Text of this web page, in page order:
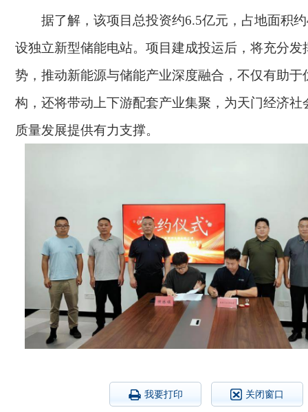
据了解，该项目总投资约6.5亿元，占地面积
设独立新型储能电站。项目建成投运后，将充分发
势，推动新能源与储能产业深度融合，不仅有助于
构，还将带动上下游配套产业集聚，为天门经济社
质量发展提供有力支撑。
我要打印 关闭窗口